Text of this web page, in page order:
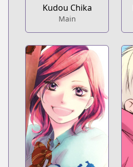
Kudou Chika
Main